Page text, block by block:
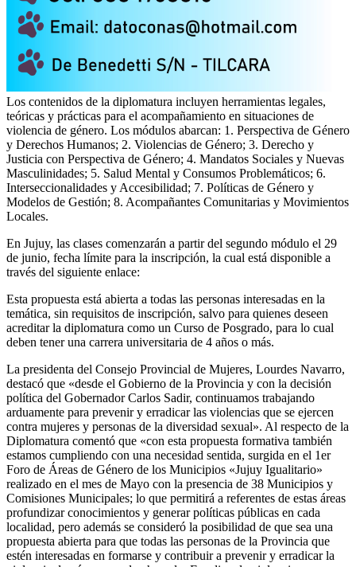
Los contenidos de la diplomatura incluyen herramientas legales,
teóricas y prácticas para el acompañamiento en situaciones de
violencia de género. Los módulos abarcan: 1. Perspectiva de Género
y Derechos Humanos; 2. Violencias de Género; 3. Derecho y
Justicia con Perspectiva de Género; 4. Mandatos Sociales y Nuevas
Masculinidades; 5. Salud Mental y Consumos Problemáticos; 6.
Interseccionalidades y Accesibilidad; 7. Políticas de Género y
Modelos de Gestión; 8. Acompañantes Comunitarias y Movimientos
Locales.
En Jujuy, las clases comenzarán a partir del segundo módulo el 29
de junio, fecha límite para la inscripción, la cual está disponible a
través del siguiente enlace:
Esta propuesta está abierta a todas las personas interesadas en la
temática, sin requisitos de inscripción, salvo para quienes deseen
acreditar la diplomatura como un Curso de Posgrado, para lo cual
deben tener una carrera universitaria de 4 años o más.
La presidenta del Consejo Provincial de Mujeres, Lourdes Navarro,
destacó que «desde el Gobierno de la Provincia y con la decisión
política del Gobernador Carlos Sadir, continuamos trabajando
arduamente para prevenir y erradicar las violencias que se ejercen
contra mujeres y personas de la diversidad sexual». Al respecto de la
Diplomatura comentó que «con esta propuesta formativa también
estamos cumpliendo con una necesidad sentida, surgida en el 1er
Foro de Áreas de Género de los Municipios «Jujuy Igualitario»
realizado en el mes de Mayo con la presencia de 38 Municipios y
Comisiones Municipales; lo que permitirá a referentes de estas áreas
profundizar conocimientos y generar políticas públicas en cada
localidad, pero además se consideró la posibilidad de que sea una
propuesta abierta para que todas las personas de la Provincia que
estén interesadas en formarse y contribuir a prevenir y erradicar la